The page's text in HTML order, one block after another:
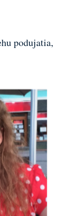
podujatia,